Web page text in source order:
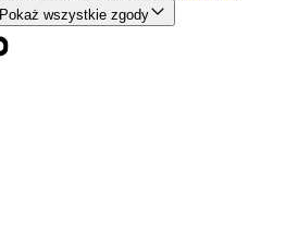
Pokaż wszystkie zgody